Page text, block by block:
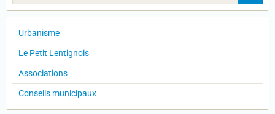
Urbanisme
Le Petit Lentignois
Associations
Conseils municipaux